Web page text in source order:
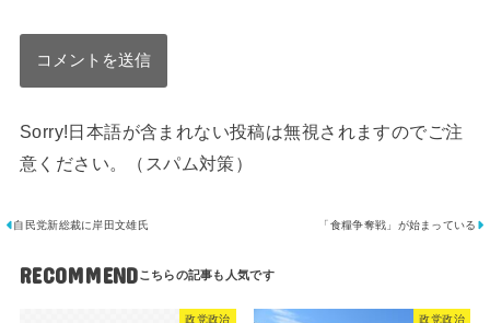
Sorry!日本語が含まれない投稿は無視されますのでご注
意ください。（スパム対策）
自民党新総裁に岸田文雄氏 「食糧争奪戦」が始まっている
RECOMMEND
政党政治 政党政治